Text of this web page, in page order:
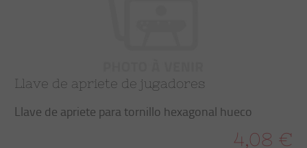
Llave de apriete de jugadores
Llave de apriete para tornillo hexagonal hueco
4,08 €